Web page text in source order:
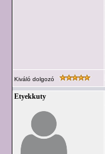
Kiváló dolgozó
Etyekkuty